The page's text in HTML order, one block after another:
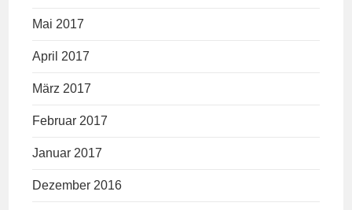
Mai 2017
April 2017
März 2017
Februar 2017
Januar 2017
Dezember 2016